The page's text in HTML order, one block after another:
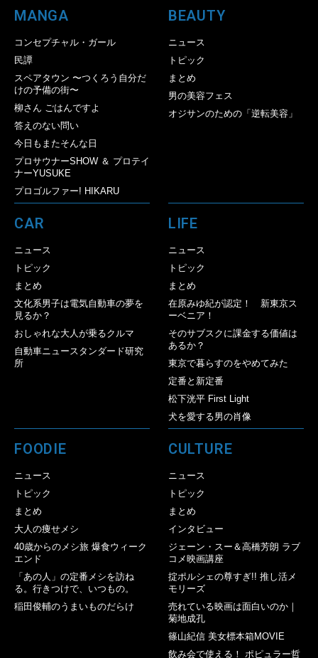
MANGA
コンセプチャル・ガール
民譚
スペアタウン 〜つくろう自分だ
けの予備の街〜
柳さん ごはんですよ
答えのない問い
今日もまたそんな日
プロサウナーSHOW ＆ プロテイ
ナーYUSUKE
プロゴルファー! HIKARU
BEAUTY
ニュース
トピック
まとめ
男の美容フェス
オジサンのための「逆転美容」
CAR
ニュース
トピック
まとめ
文化系男子は電気自動車の夢を
見るか？
おしゃれな大人が乗るクルマ
自動車ニュースタンダード研究
所
LIFE
ニュース
トピック
まとめ
在原みゆ紀が認定！ 新東京ス
ーベニア！
そのサブスクに課金する価値は
あるか？
東京で暮らすのをやめてみた
定番と新定番
松下洸平 First Light
犬を愛する男の肖像
FOODIE
ニュース
トピック
まとめ
大人の痩せメシ
40歳からのメシ旅 爆食ウィーク
エンド
「あの人」の定番メシを訪ね
る。行きつけで、いつもの。
稲田俊輔のうまいものだらけ
CULTURE
ニュース
トピック
まとめ
インタビュー
ジェーン・スー＆高橋芳朗 ラブ
コメ映画講座
掟ポルシェの尊すぎ!! 推し活メ
モリーズ
売れている映画は面白いのか｜
菊地成孔
篠山紀信 美女標本箱MOVIE
飲み会で使える！ ポピュラー哲